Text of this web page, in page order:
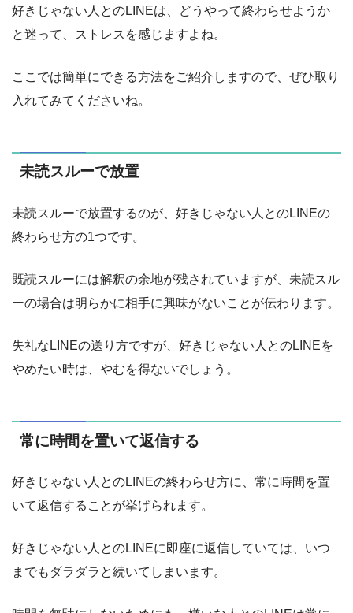
好きじゃない人とのLINEは、どうやって終わらせようか
と迷って、ストレスを感じますよね。
ここでは簡単にできる方法をご紹介しますので、ぜひ取り
入れてみてくださいね。
未読スルーで放置
未読スルーで放置するのが、好きじゃない人とのLINEの
終わらせ方の1つです。
既読スルーには解釈の余地が残されていますが、未読スル
ーの場合は明らかに相手に興味がないことが伝わります。
失礼なLINEの送り方ですが、好きじゃない人とのLINEを
やめたい時は、やむを得ないでしょう。
常に時間を置いて返信する
好きじゃない人とのLINEの終わらせ方に、常に時間を置
いて返信することが挙げられます。
好きじゃない人とのLINEに即座に返信していては、いつ
までもダラダラと続いてしまいます。